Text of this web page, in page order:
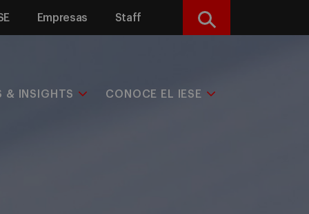
Empresas Staff Buscar
& INSIGHTS CONOCE EL IESE